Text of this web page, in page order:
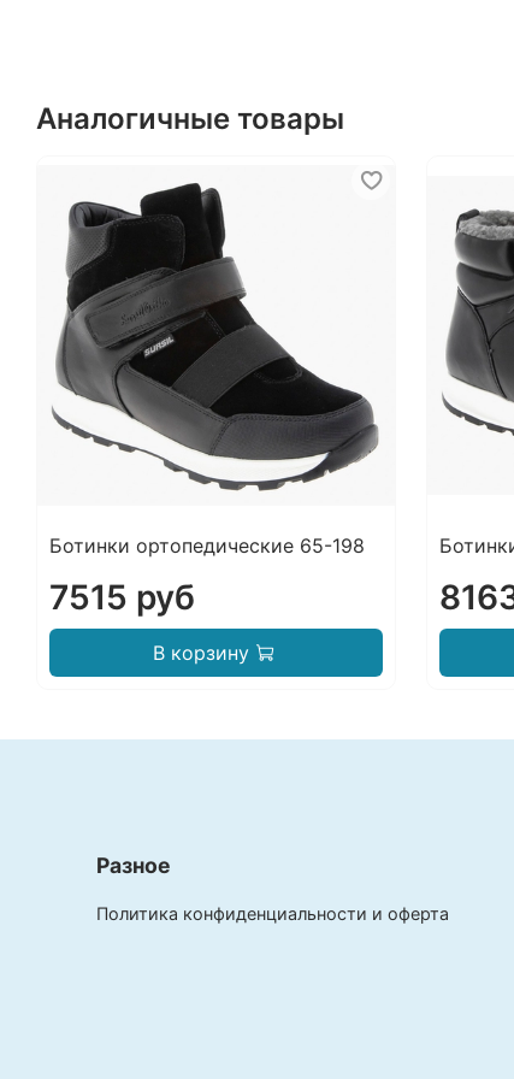
Аналогичные товары
Ботинки ортопедические 65-198
7515 руб
В корзину
Разное
Политика конфиденциальности и оферта